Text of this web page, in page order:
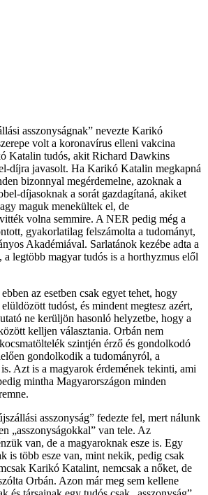
asszonyságnak” nevezte Karikó
volt a koronavírus elleni vakcina
Katalin tudós, akit Richard Dawkins
díjra javasolt. Ha Karikó Katalin megkapná
bizonnyal megérdemelne, azoknak a
díjasoknak a sorát gazdagítaná, akiket
maguk menekültek el, de
volna semmire. A NER pedig még a
gyakorlatilag felszámolta a tudományt,
Akadémiával. Sarlatánok kezébe adta a
a legtöbb magyar tudós is a horthyzmus elől
az esetben csak egyet tehet, hogy
tudóst, és mindent megtesz azért,
ne kerüljön hasonló helyzetbe, hogy a
kelljen választania. Orbán nem
szintjén érző és gondolkodó
gondolkodik a tudományról, a
Azt is a magyarok érdemének tekinti, ami
mintha Magyarországon minden
asszonyság” fedezte fel, mert nálunk
„asszonyságokkal” van tele. Az
van, de a magyaroknak esze is. Egy
is több esze van, mint nekik, pedig csak
Karikó Katalint, nemcsak a nőket, de
Orbán. Azon már meg sem kellene